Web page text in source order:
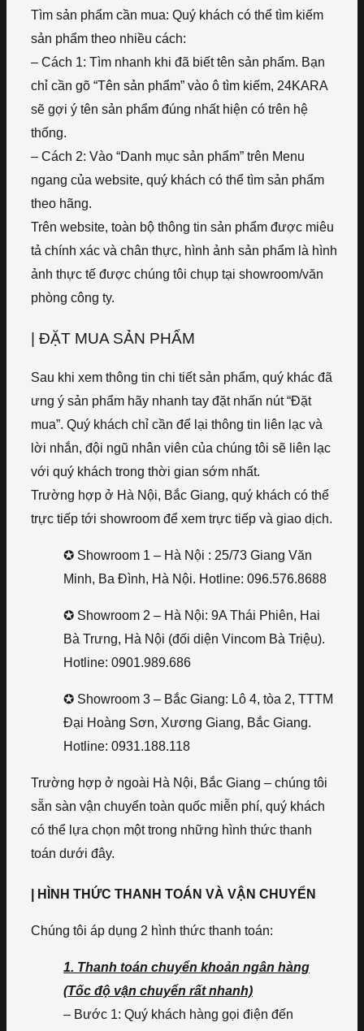
Tìm sản phẩm cần mua: Quý khách có thể tìm kiếm
sản phẩm theo nhiều cách:
– Cách 1: Tìm nhanh khi đã biết tên sản phẩm. Bạn
chỉ cần gõ “Tên sản phẩm” vào ô tìm kiếm, 24KARA
sẽ gợi ý tên sản phẩm đúng nhất hiện có trên hệ
thống.
– Cách 2: Vào “Danh mục sản phẩm” trên Menu
ngang của website, quý khách có thể tìm sản phẩm
theo hãng.
Trên website, toàn bộ thông tin sản phẩm được miêu
tả chính xác và chân thực, hình ảnh sản phẩm là hình
ảnh thực tế được chúng tôi chụp tại showroom/văn
phòng công ty.
| ĐẶT MUA SẢN PHẨM
Sau khi xem thông tin chi tiết sản phẩm, quý khác đã
ưng ý sản phẩm hãy nhanh tay đặt nhấn nút “Đặt
mua”. Quý khách chỉ cần để lại thông tin liên lạc và
lời nhắn, đội ngũ nhân viên của chúng tôi sẽ liên lạc
với quý khách trong thời gian sớm nhất.
Trường hợp ở Hà Nội, Bắc Giang, quý khách có thể
trực tiếp tới showroom để xem trực tiếp và giao dịch.
✪ Showroom 1 – Hà Nội : 25/73 Giang Văn
Minh, Ba Đình, Hà Nội. Hotline: 096.576.8688
✪ Showroom 2 – Hà Nội: 9A Thái Phiên, Hai
Bà Trưng, Hà Nội (đối diện Vincom Bà Triệu).
Hotline: 0901.989.686
✪ Showroom 3 – Bắc Giang: Lô 4, tòa 2, TTTM
Đại Hoàng Sơn, Xương Giang, Bắc Giang.
Hotline: 0931.188.118
Trường hợp ở ngoài Hà Nội, Bắc Giang – chúng tôi
sẵn sàn vận chuyển toàn quốc miễn phí, quý khách
có thể lựa chọn một trong những hình thức thanh
toán dưới đây.
| HÌNH THỨC THANH TOÁN VÀ VẬN CHUYỂN
Chúng tôi áp dụng 2 hình thức thanh toán:
1. Thanh toán chuyển khoản ngân hàng
(Tốc độ vận chuyển rất nhanh)
– Bước 1: Quý khách hàng gọi điện đến